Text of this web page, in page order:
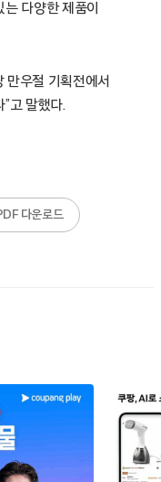
다양한 제품이
만우절 기획전에서
고 말했다.
다운로드